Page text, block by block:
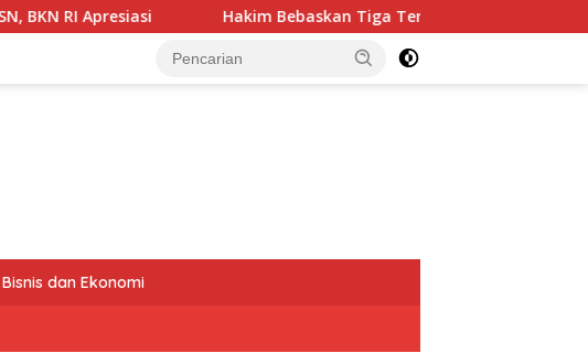
Hakim Bebaskan Tiga Terdakwa Kasus “Dana Siluman” DPRD NTB,
Bisnis dan Ekonomi